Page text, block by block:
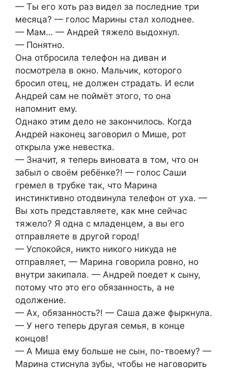
— Ты его хоть раз видел за последние три
месяца? — голос Марины стал холоднее.
— Мам… — Андрей тяжело выдохнул.
— Понятно.
Она отбросила телефон на диван и
посмотрела в окно. Мальчик, которого
бросил отец, не должен страдать. И если
Андрей сам не поймёт этого, то она
напомнит ему.
Однако этим дело не закончилось. Когда
Андрей наконец заговорил о Мише, рот
открыла уже невестка.
— Значит, я теперь виновата в том, что он
забыл о своём ребёнке?! — голос Саши
гремел в трубке так, что Марина
инстинктивно отодвинула телефон от уха. —
Вы хоть представляете, как мне сейчас
тяжело? Я одна с младенцем, а вы его
отправляете в другой город!
— Успокойся, никто никого никуда не
отправляет, — Марина говорила ровно, но
внутри закипала. — Андрей поедет к сыну,
потому что это его обязанность, а не
одолжение.
— Ах, обязанность?! — Саша даже фыркнула.
— У него теперь другая семья, в конце
концов!
— А Миша ему больше не сын, по-твоему? —
Марина стиснула зубы, чтобы не наговорить